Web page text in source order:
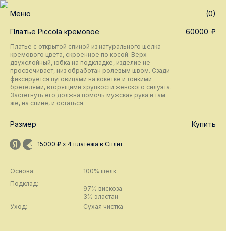
(0)
Меню
Платье Piccola кремовое
Размер
₽
60000
Платье с открытой спиной из натурального шелка
кремового цвета, скроенное по косой. Верх
двухслойный, юбка на подкладке, изделие не
просвечивает, низ обработан ролевым швом. Сзади
фиксируется пуговицами на кокетке и тонкими
бретелями, вторящими хрупкости женского силуэта.
Застегнуть его должна помочь мужская рука и там
же, на спине, и остаться.
Купить
Основа:
Подклад:
100% шелк
97% вискоза
3% эластан
Уход:
Сухая чистка
15000 ₽ х 4 платежа в Сплит